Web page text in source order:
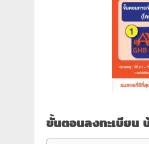
ขั้นตอนลงทะเบียน